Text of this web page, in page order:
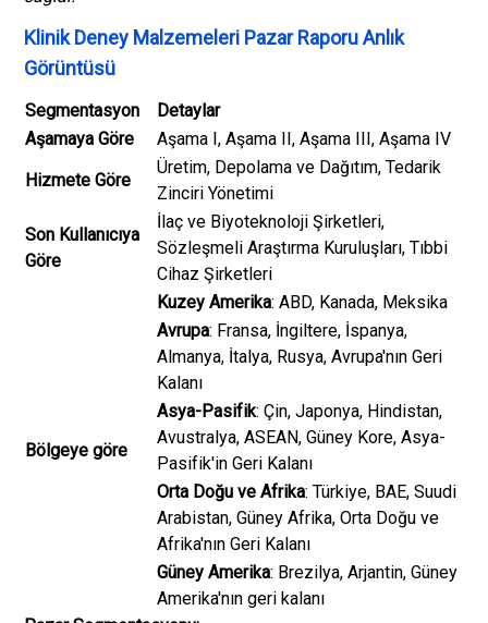
Klinik Deney Malzemeleri Pazar Raporu Anlık
Görüntüsü
Segmentasyon
Detaylar
Aşamaya Göre
Aşama I, Aşama II, Aşama III, Aşama IV
Hizmete Göre
Üretim, Depolama ve Dağıtım, Tedarik
Zinciri Yönetimi
Son Kullanıcıya
Göre
İlaç ve Biyoteknoloji Şirketleri,
Sözleşmeli Araştırma Kuruluşları, Tıbbi
Cihaz Şirketleri
Bölgeye göre
Kuzey Amerika: ABD, Kanada, Meksika
Avrupa: Fransa, İngiltere, İspanya,
Almanya, İtalya, Rusya, Avrupa'nın Geri
Kalanı
Asya-Pasifik: Çin, Japonya, Hindistan,
Avustralya, ASEAN, Güney Kore, Asya-
Pasifik'in Geri Kalanı
Orta Doğu ve Afrika: Türkiye, BAE, Suudi
Arabistan, Güney Afrika, Orta Doğu ve
Afrika'nın Geri Kalanı
Güney Amerika: Brezilya, Arjantin, Güney
Amerika'nın geri kalanı